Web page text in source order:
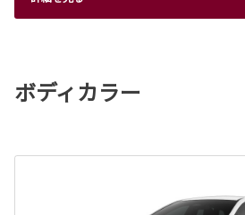
ボディカラー